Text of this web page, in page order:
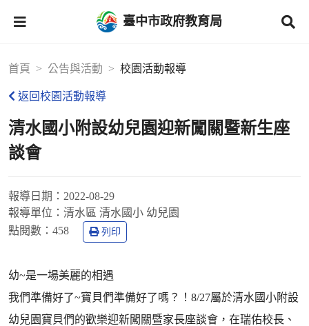
臺中市政府教育局
首頁 公告與活動 校園活動報導
返回校園活動報導
清水國小附設幼兒園迎新闖關暨新生座
談會
報導日期： 2022-08-29
報導單位： 清水區 清水國小 幼兒園
點閱數： 458 列印
幼~是一場美麗的相遇
我們準備好了~寶貝們準備好了嗎？！8/27屬於清水國小附設
幼兒園寶貝們的歡樂迎新闖關暨家長座談會，在瑞佑校長、